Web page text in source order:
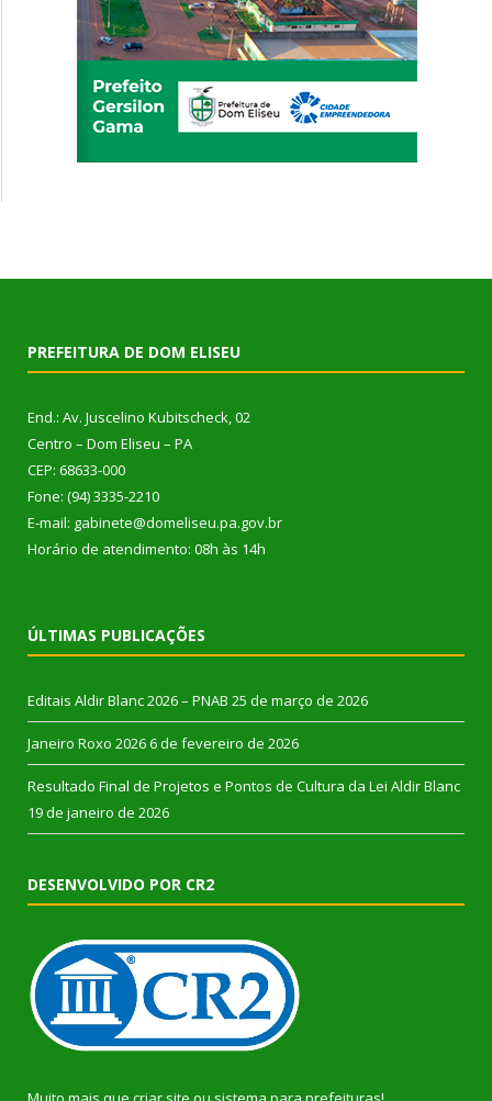
PREFEITURA DE DOM ELISEU
End.: Av. Juscelino Kubitscheck, 02
Centro – Dom Eliseu – PA
CEP: 68633-000
Fone: (94) 3335-2210
E-mail: gabinete@domeliseu.pa.gov.br
Horário de atendimento: 08h às 14h
ÚLTIMAS PUBLICAÇÕES
Editais Aldir Blanc 2026 – PNAB 25 de março de 2026
Janeiro Roxo 2026 6 de fevereiro de 2026
Resultado Final de Projetos e Pontos de Cultura da Lei Aldir Blanc
19 de janeiro de 2026
DESENVOLVIDO POR CR2